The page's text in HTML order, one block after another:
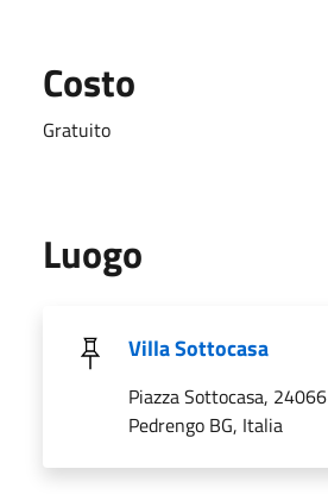
Costo
Gratuito
Luogo
Villa Sottocasa
Piazza Sottocasa, 24066
Pedrengo BG, Italia